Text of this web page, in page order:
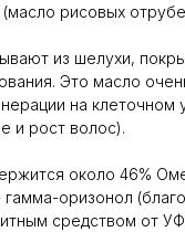
рисовых
из шелухи,
Это масло
на клеточном
и рост волос).
около 46%
оризонол
средством от